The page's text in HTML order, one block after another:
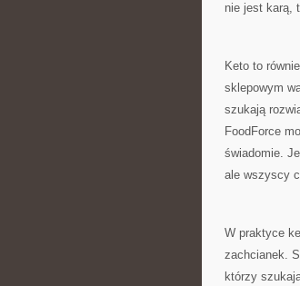
nie jest karą,
Keto to
sklepowym
szukają
FoodForce
świadomie.
ale wszyscy
W praktyce
zachcianek.
którzy